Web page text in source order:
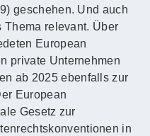
geschehen. Und auch
Thema relevant. Über
European
private Unternehmen
ab 2025 ebenfalls zur
European
Gesetz zur
in